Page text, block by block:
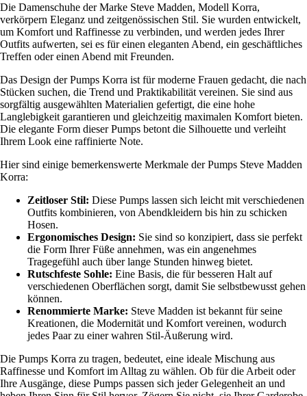
Die Damenschuhe der Marke Steve Madden, Modell Korra,
verkörpern Eleganz und zeitgenössischen Stil. Sie wurden entwickelt,
um Komfort und Raffinesse zu verbinden, und werden jedes Ihrer
Outfits aufwerten, sei es für einen eleganten Abend, ein geschäftliches
Treffen oder einen Abend mit Freunden.
Das Design der Pumps Korra ist für moderne Frauen gedacht, die nach
Stücken suchen, die Trend und Praktikabilität vereinen. Sie sind aus
sorgfältig ausgewählten Materialien gefertigt, die eine hohe
Langlebigkeit garantieren und gleichzeitig maximalen Komfort bieten.
Die elegante Form dieser Pumps betont die Silhouette und verleiht
Ihrem Look eine raffinierte Note.
Hier sind einige bemerkenswerte Merkmale der Pumps Steve Madden
Korra:
Zeitloser Stil: Diese Pumps lassen sich leicht mit verschiedenen
Outfits kombinieren, von Abendkleidern bis hin zu schicken
Hosen.
Ergonomisches Design: Sie sind so konzipiert, dass sie perfekt
die Form Ihrer Füße annehmen, was ein angenehmes
Tragegefühl auch über lange Stunden hinweg bietet.
Rutschfeste Sohle: Eine Basis, die für besseren Halt auf
verschiedenen Oberflächen sorgt, damit Sie selbstbewusst gehen
können.
Renommierte Marke: Steve Madden ist bekannt für seine
Kreationen, die Modernität und Komfort vereinen, wodurch
jedes Paar zu einer wahren Stil-Äußerung wird.
Die Pumps Korra zu tragen, bedeutet, eine ideale Mischung aus
Raffinesse und Komfort im Alltag zu wählen. Ob für die Arbeit oder
Ihre Ausgänge, diese Pumps passen sich jeder Gelegenheit an und